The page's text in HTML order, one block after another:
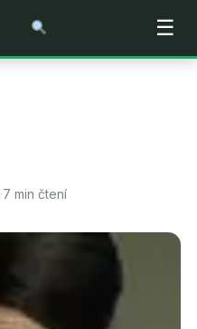
☰
·7 min čtení